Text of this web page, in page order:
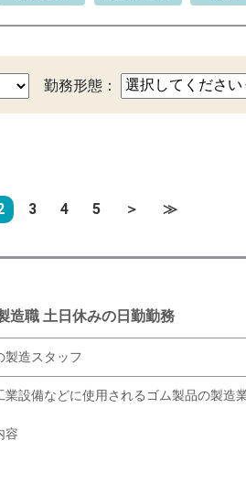
勤務形態：
3 4 5 ＞ ≫
造職 土日休みの日勤勤務
製造スタッフ
業設備などに使用されるゴム製品の製造
容